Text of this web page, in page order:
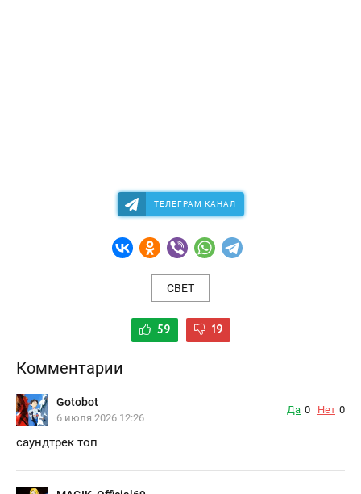
ТЕЛЕГРАМ КАНАЛ
СВЕТ
59 19
Комментарии
Gotobot
6 июля 2026 12:26
Да 0 Нет 0
саундтрек топ